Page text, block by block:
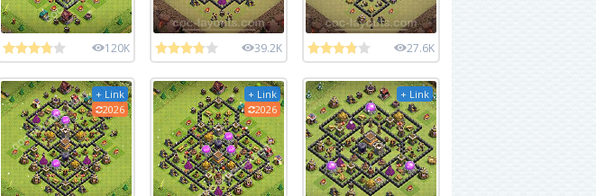
120K 39.2K 27.6K
+ Link
2026
+ Link
2026
+ Link